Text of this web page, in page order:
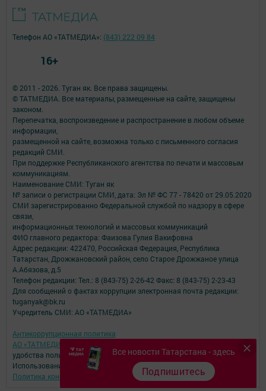
Все новости Татарстана - здесь
Подпишитесь
© 2011 - 2026. Туган як. Все права защищены.
© ТАТМЕДИА. Все материалы, размещенные на сайте, защищены
законом.
Перепечатка, воспроизведение и распространение в любом объеме
информации,
размещенной на сайте, возможна только с письменного согласия
редакций СМИ.
При поддержке Республиканского агентства по печати и массовым
коммуникациям.
Наименование СМИ: Туган як
№ записи о регистрации СМИ, дата: Эл № ФС 77 - 78420 от 29.05.2020
СМИ зарегистрированно Федеральной службой по надзору в сфере
связи,
информационных технологий и массовых коммуникаций
ФИО главного редактора: Фаизова Гулия Вакифовна
Адрес редакции: 422470, Российская Федерация, Республика
Татарстан, Дрожжановский район, село Старое Дрожжаное улица
А.Абязова, д.5
Телефон редакции: Тел.: 8 (843-75) 2-26-42 Факс: 8 (843-75) 2-23-43
Для сообщений о фактах коррупции электронная почта редакции:
tuganyak@bk.ru
Учредитель СМИ: АО «ТАТМЕДИА»
Антикоррупционная политика
АО «ТАТМЕДИА» использует «cookie»
для персонализации сервисов и
удобства пользователей сайтом.
Использование «cookie» можно отменить в настройках браузера.
Политика конфиденциальности
Телефон АО «ТАТМЕДИА»: (843) 222 09 84
16+